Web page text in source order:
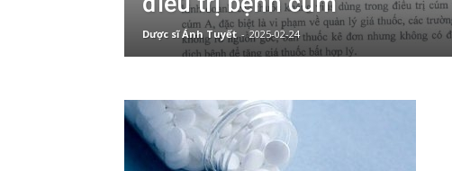
Dược sĩ Ánh Tuyết - 2025-02-24